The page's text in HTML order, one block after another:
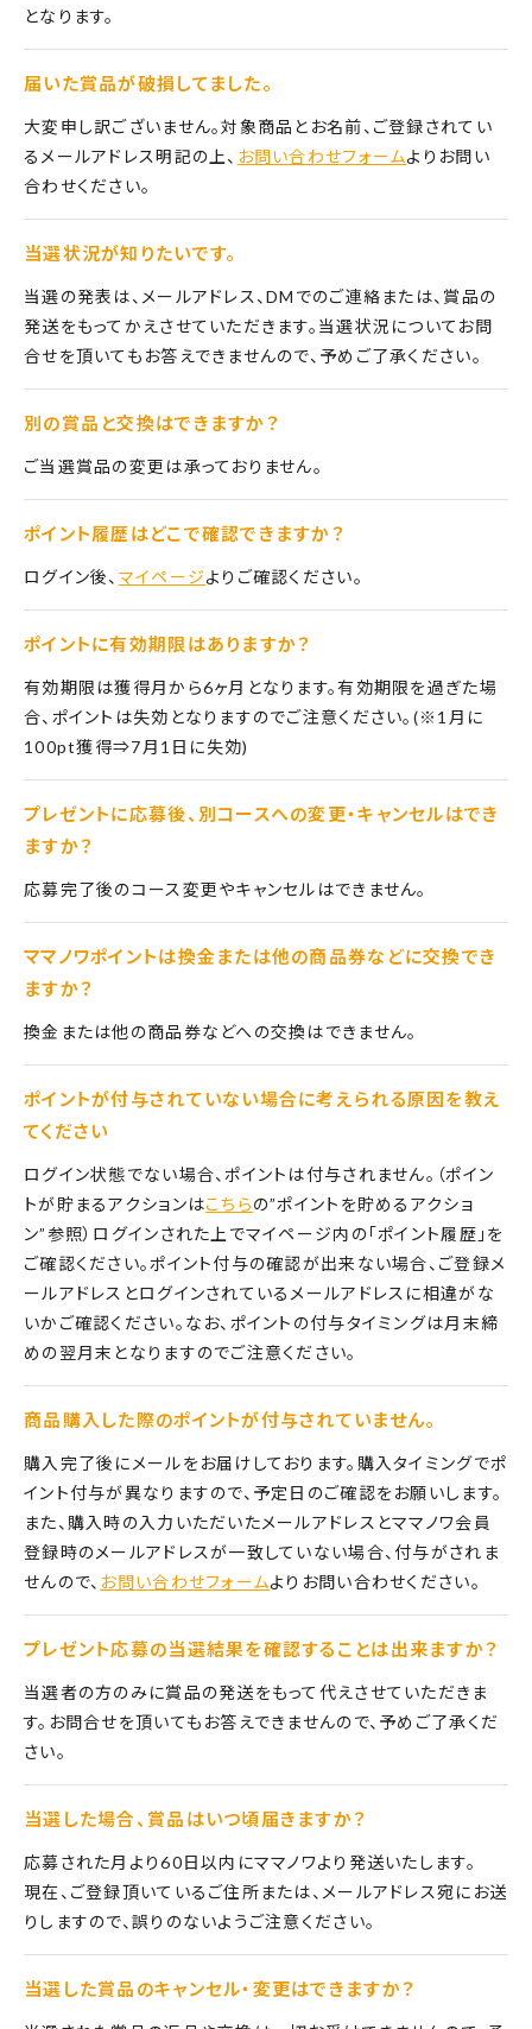
となります。
届いた賞品が破損してました。
大変申し訳ございません。対象商品とお名前、ご登録されてい
るメールアドレス明記の上、 お問い合わせフォームよりお問い
合わせください。
当選状況が知りたいです。
当選の発表は、メールアドレス、DMでのご連絡または、賞品の
発送をもってかえさせていただきます。当選状況についてお問
合せを頂いてもお答えできませんので、予めご了承ください。
別の賞品と交換はできますか？
ご当選賞品の変更は承っておりません。
ポイント履歴はどこで確認できますか？
ログイン後、 マイページよりご確認ください。
ポイントに有効期限はありますか？
有効期限は獲得月から6ヶ月となります。有効期限を過ぎた場
合、ポイントは失効となりますのでご注意ください。(※1月に
100pt獲得⇒7月1日に失効)
プレゼントに応募後、別コースへの変更・キャンセルはでき
ますか？
応募完了後のコース変更やキャンセルはできません。
ママノワポイントは換金または他の商品券などに交換でき
ますか？
換金または他の商品券などへの交換はできません。
ポイントが付与されていない場合に考えられる原因を教え
てください
ログイン状態でない場合、ポイントは付与されません。（ポイン
トが貯まるアクションはこちらの”ポイントを貯めるアクショ
ン”参照）ログインされた上でマイページ内の「ポイント履歴」を
ご確認ください。ポイント付与の確認が出来ない場合、ご登録メ
ールアドレスとログインされているメールアドレスに相違がな
いかご確認ください。なお、ポイントの付与タイミングは月末締
めの翌月末となりますのでご注意ください。
商品購入した際のポイントが付与されていません。
購入完了後にメールをお届けしております。購入タイミングでポ
イント付与が異なりますので、予定日のご確認をお願いします。
また、購入時の入力いただいたメールアドレスとママノワ会員
登録時のメールアドレスが一致していない場合、付与がされま
せんので、 お問い合わせフォームよりお問い合わせください。
プレゼント応募の当選結果を確認することは出来ますか？
当選者の方のみに賞品の発送をもって代えさせていただきま
す。お問合せを頂いてもお答えできませんので、予めご了承くだ
さい。
当選した場合、賞品はいつ頃届きますか？
応募された月より60日以内にママノワより発送いたします。
現在、ご登録頂いているご住所または、メールアドレス宛にお送
りしますので、誤りのないようご注意ください。
当選した賞品のキャンセル・変更はできますか？